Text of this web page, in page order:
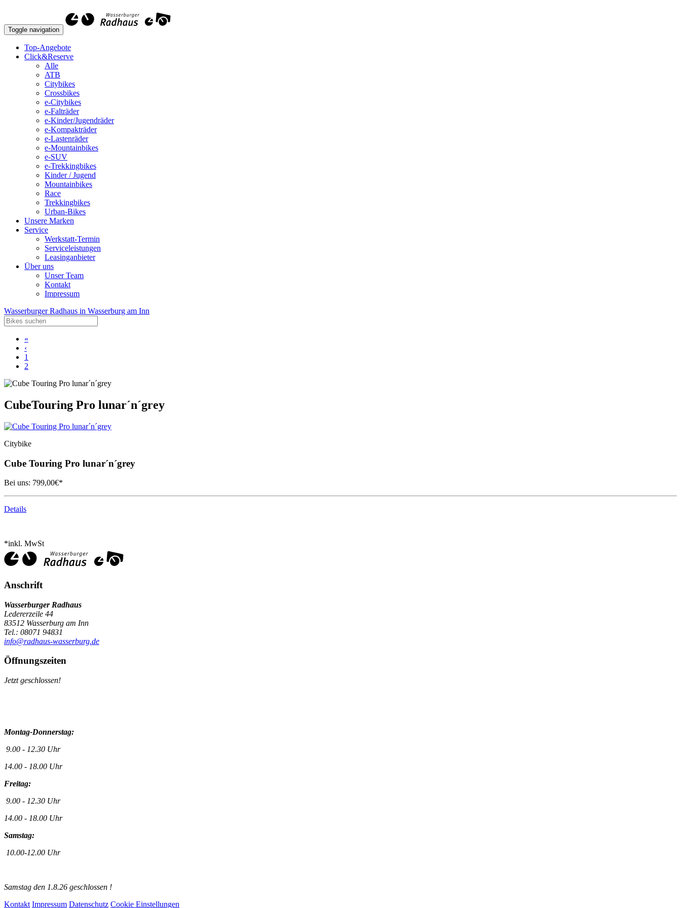
Toggle navigation
Top-Angebote
Click&Reserve
Alle
ATB
Citybikes
Crossbikes
e-Citybikes
e-Falträder
e-Kinder/Jugendräder
e-Kompakträder
e-Lastenräder
e-Mountainbikes
e-SUV
e-Trekkingbikes
Kinder / Jugend
Mountainbikes
Race
Trekkingbikes
Urban-Bikes
Unsere Marken
Service
Werkstatt-Termin
Serviceleistungen
Leasinganbieter
Über uns
Unser Team
Kontakt
Impressum
Wasserburger Radhaus in Wasserburg am Inn
«
‹
1
2
CubeTouring Pro lunar´n´grey
Citybike
Cube Touring Pro lunar´n´grey
Bei uns: 799,00€*
Details
*inkl. MwSt
Anschrift
Wasserburger Radhaus
Ledererzeile 44
83512 Wasserburg am Inn
Tel.: 08071 94831
info@radhaus-wasserburg.de
Öffnungszeiten
Jetzt geschlossen!
Montag-Donnerstag:
9.00 - 12.30 Uhr
14.00 - 18.00 Uhr
Freitag:
9.00 - 12.30 Uhr
14.00 - 18.00 Uhr
Samstag:
10.00-12.00 Uhr
Samstag den 1.8.26 geschlossen !
Kontakt Impressum Datenschutz Cookie Einstellungen